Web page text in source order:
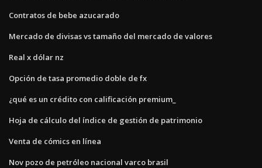
Contratos de bebe azucarado
Mercado de divisas vs tamaño del mercado de valores
Real x dólar nz
Opción de tasa promedio doble de fx
¿qué es un crédito con calificación premium_
Hoja de cálculo del índice de gestión de patrimonio
Venta de cómics en línea
Nov pozo de petróleo nacional varco brasil